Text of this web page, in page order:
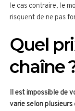
le cas contraire, le
risquent de ne pas
Quel
chaîne
Il est impossible de
varie selon plusieurs